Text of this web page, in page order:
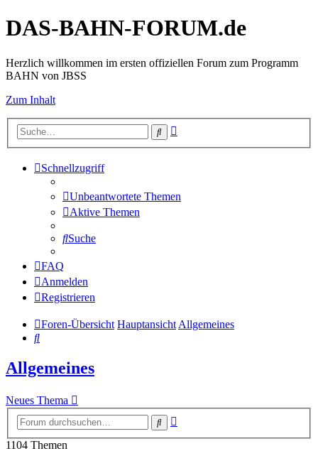
DAS-BAHN-FORUM.de
Herzlich willkommen im ersten offiziellen Forum zum Programm
BAHN von JBSS
Zum Inhalt
Suche
Schnellzugriff
Unbeantwortete Themen
Aktive Themen
Suche
FAQ
Anmelden
Registrieren
Foren-Übersicht HauptansichtAllgemeines
Suche
Allgemeines
Neues Thema
Suche
1104 Themen